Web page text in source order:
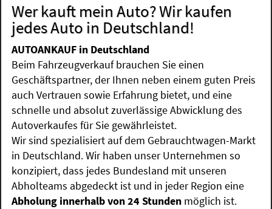
Wer kauft mein Auto? Wir kaufen
jedes Auto in Deutschland!
AUTOANKAUF in Deutschland
Beim Fahrzeugverkauf brauchen Sie einen
Geschäftspartner, der Ihnen neben einem guten Preis
auch Vertrauen sowie Erfahrung bietet, und eine
schnelle und absolut zuverlässige Abwicklung des
Autoverkaufes für Sie gewährleistet.
Wir sind spezialisiert auf dem Gebrauchtwagen-Markt
in Deutschland. Wir haben unser Unternehmen so
konzipiert, dass jedes Bundesland mit unseren
Abholteams abgedeckt ist und in jeder Region eine
Abholung innerhalb von 24 Stunden möglich ist.